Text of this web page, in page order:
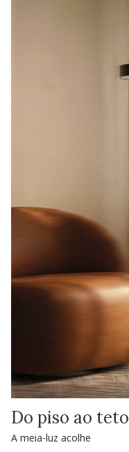
Do piso ao teto
A meia-luz acolhe